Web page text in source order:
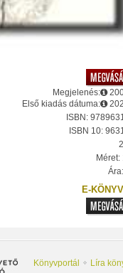
Megjelenés:
Első kiadás dátuma:
ISBN:
ISBN 10:
Méret:
E-
Könyvportál Líra